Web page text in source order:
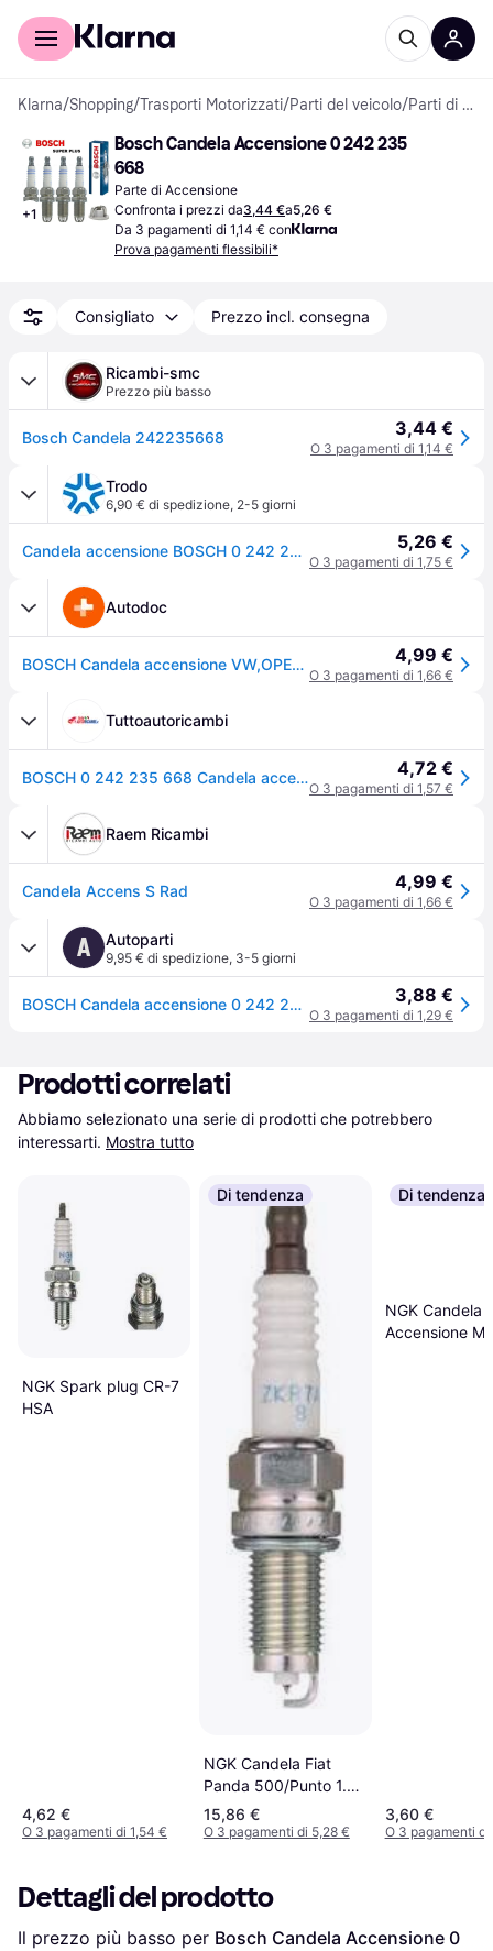
Per il tuo shopping
Klarna/Shopping/Trasporti Motorizzati/Parti del veicolo/ Parti di Accensione
+1
Bosch Candela Accensione 0 242 235
668
Parte di Accensione
Confronta i prezzi da3,44 €a5,26 €
Da 3 pagamenti di 1,14 € con
Prova pagamenti flessibili*
Consigliato Prezzo incl. consegna
Ricambi-smc
Prezzo più basso
Bosch Candela 242235668 3,44 €
O 3 pagamenti di 1,14 €
Trodo
6,90 € di spedizione, 2-5 giorni
Candela accensione BOSCH 0 242 235 668 5,26 €
O 3 pagamenti di 1,75 €
Autodoc
BOSCH Candela accensione VW,OPEL,AUDI 0 242 235 668 12121748002,12124353679,9614738680 9004851155000,101000041AC,101000051AA,32025874,10100031AA 4,99 €
O 3 pagamenti di 1,66 €
Tuttoautoricambi
BOSCH 0 242 235 668 Candela accensione Apertura chiave: 16 mm 4,72 €
O 3 pagamenti di 1,57 €
Raem Ricambi
Candela Accens S Rad 4,99 €
O 3 pagamenti di 1,66 €
A Autoparti
9,95 € di spedizione, 3-5 giorni
BOSCH Candela accensione 0 242 235 668 Candele,Candele accensione VW,AUDI,OPEL,Golf IV Schrägheck (1J1),Golf V Schrägheck (1K1),GOLF VI (5K1) 3,88 €
O 3 pagamenti di 1,29 €
Prodotti correlati
Abbiamo selezionato una serie di prodotti che potrebbero
interessarti. Mostra tutto
NGK Spark plug CR-7
HSA
4,62 €
O 3 pagamenti di 1,54 €
Di tendenza
NGK Candela Fiat
Panda 500/Punto 1.2
2010 Zkr7Ai-8
15,86 €
O 3 pagamenti di 5,28 €
Di tendenza
NGK Candela
Accensione
3,60 €
O 3 pagamenti di
Dettagli del prodotto
Il prezzo più basso per Bosch Candela Accensione 0